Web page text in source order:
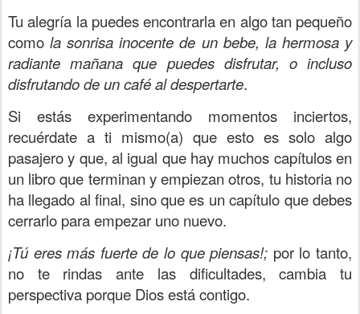
Tu alegría la puedes encontrarla en algo tan pequeño
comola sonrisa inocente de un bebe, la hermosa y
radiante mañana que puedes disfrutar, o incluso
disfrutando de un café al despertarte.
Si estás experimentando momentos inciertos,
recuérdate a ti mismo(a) que esto es solo algo
pasajero y que, al igual que hay muchos capítulos en
un libro que terminan y empiezan otros, tu historia no
ha llegado al final, sino que es un capítulo que debes
cerrarlo para empezar uno nuevo.
¡Tú eres más fuerte de lo que piensas!; por lo tanto,
no te rindas ante las dificultades, cambia tu
perspectiva porque Dios está contigo.